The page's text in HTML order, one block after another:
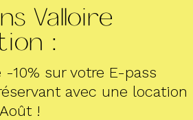
Valloire
:
10% sur votre E-pass
avec une location
!